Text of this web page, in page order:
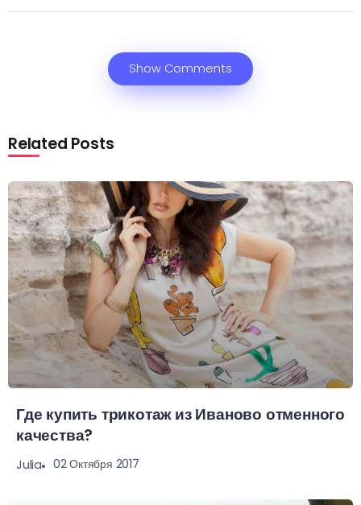
Show Comments
Related Posts
Где купить трикотаж из Иваново отменного
качества?
Julia 02 Октября 2017